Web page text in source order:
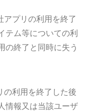
プリの利用を終了
テム等についての利
の終了と同時に失う
の利用を終了した後
情報又は当該ユーザ